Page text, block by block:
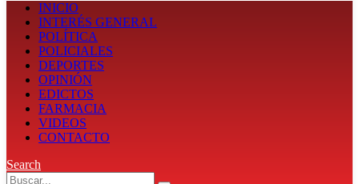
INICIO
INTERÉS GENERAL
POLÍTICA
POLICIALES
DEPORTES
OPINIÓN
EDICTOS
FARMACIA
VIDEOS
CONTACTO
Search